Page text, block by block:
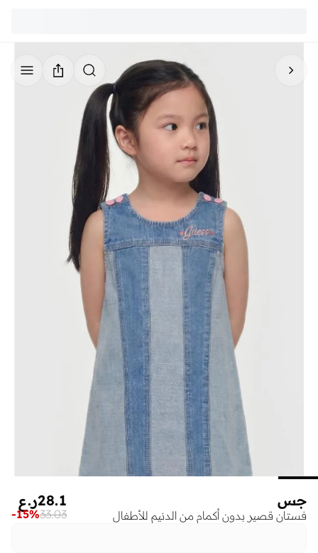
جس
فستان قصير بدون أكمام من الدنيم للأطفال
ر.ع28.1
33.03
-15%